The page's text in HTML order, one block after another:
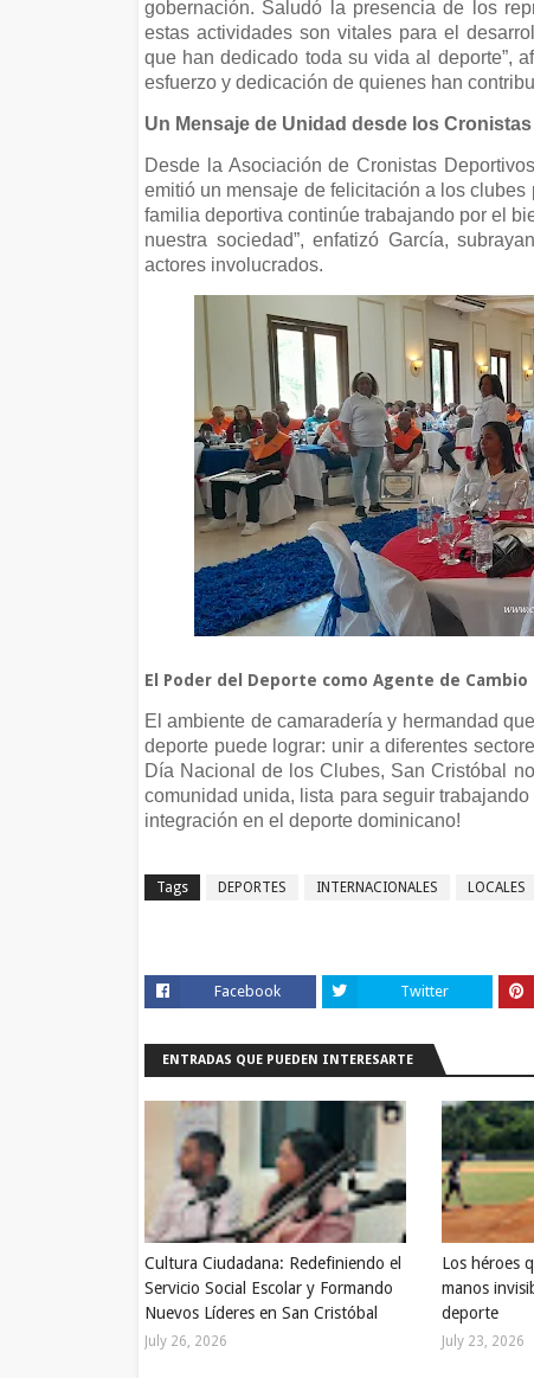
gobernación. Saludó la presencia de los
estas actividades son vitales para el
que han dedicado toda su vida al deporte”,
esfuerzo y dedicación de quienes han
Un Mensaje de Unidad desde los
Desde la Asociación de Cronistas
emitió un mensaje de felicitación a los
familia deportiva continúe trabajando por el
nuestra sociedad”, enfatizó García,
actores involucrados.
El Poder del Deporte como Agente de Cambio
El ambiente de camaradería y hermandad
deporte puede lograr: unir a diferentes
Día Nacional de los Clubes, San Cristóbal
comunidad unida, lista para seguir
integración en el deporte dominicano!
Tags DEPORTES INTERNACIONALES LOCALES
Facebook Twitter
ENTRADAS QUE PUEDEN INTERESARTE
Cultura Ciudadana: Redefiniendo el
Servicio Social Escolar y Formando
Nuevos Líderes en San Cristóbal
July 26, 2026
Los héroes
manos
deporte
July 23, 2026